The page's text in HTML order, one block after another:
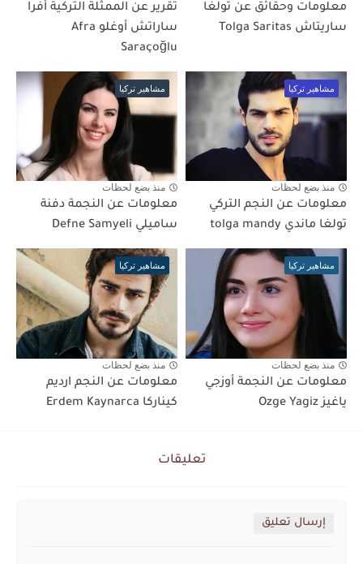
معلومات وحقائق عن تولغا
ساريتاش Tolga Saritas
تقرير عن الممثلة التركية أفرا
ساراتش أوغلو Afra
Saraçoğlu
مشاهير تركيا
منذ بضع لحظات
معلومات عن النجم التركي
تولغا ماندي tolga mandy
مشاهير تركيا
منذ بضع لحظات
معلومات عن النجمة دفنة
ساميلي Defne Samyeli
مشاهير تركيا
منذ بضع لحظات
معلومات عن النجمة أوزجي
ياغيز Ozge Yagiz
مشاهير تركيا
منذ بضع لحظات
معلومات عن النجم ارديم
كيناركا Erdem Kaynarca
تعليقات
إرسال تعليق